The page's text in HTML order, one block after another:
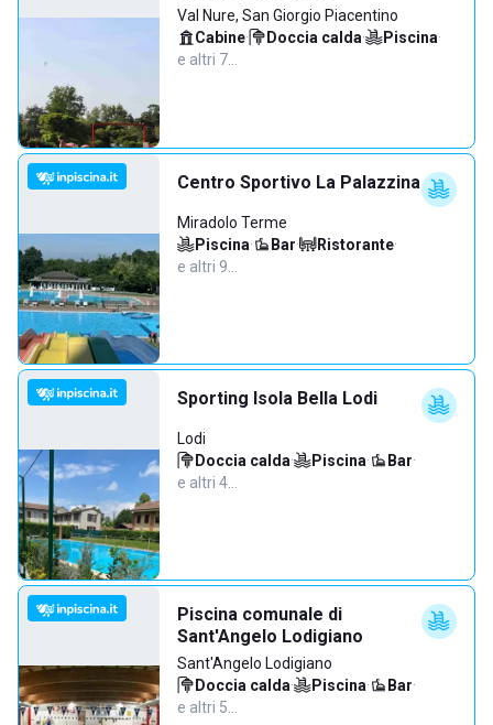
Val Nure, San Giorgio Piacentino
Cabine· Doccia calda· Piscina·
e altri 7…
Centro Sportivo La Palazzina
Miradolo Terme
Piscina· Bar· Ristorante·
e altri 9…
Sporting Isola Bella Lodi
Lodi
Doccia calda· Piscina· Bar·
e altri 4…
Piscina comunale di
Sant'Angelo Lodigiano
Sant'Angelo Lodigiano
Doccia calda· Piscina· Bar·
e altri 5…